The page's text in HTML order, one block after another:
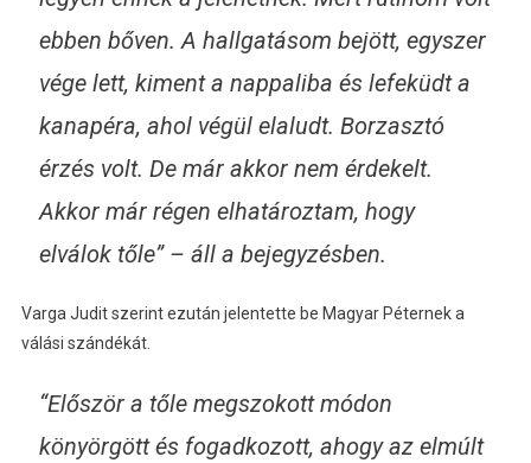
ebben bőven. A hallgatásom bejött, egyszer
vége lett, kiment a nappaliba és lefeküdt a
kanapéra, ahol végül elaludt. Borzasztó
érzés volt. De már akkor nem érdekelt.
Akkor már régen elhatároztam, hogy
elválok tőle” – áll a bejegyzésben.
Varga Judit szerint ezután jelentette be Magyar Péternek a
válási szándékát.
“Először a tőle megszokott módon
könyörgött és fogadkozott, ahogy az elmúlt